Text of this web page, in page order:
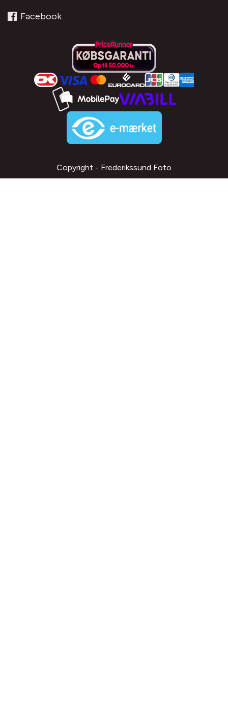
Facebook
Copyright - Frederikssund Foto